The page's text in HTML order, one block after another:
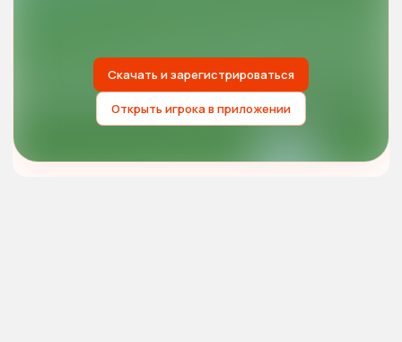
Скачать и зарегистрироваться
Открыть игрока в приложении